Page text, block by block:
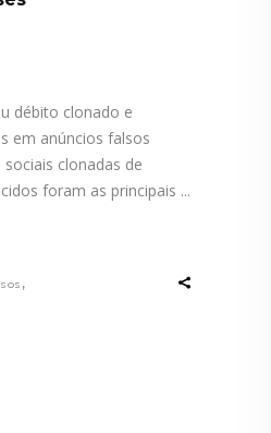
débito clonado e
em anúncios falsos
clonadas de
foram as principais
,